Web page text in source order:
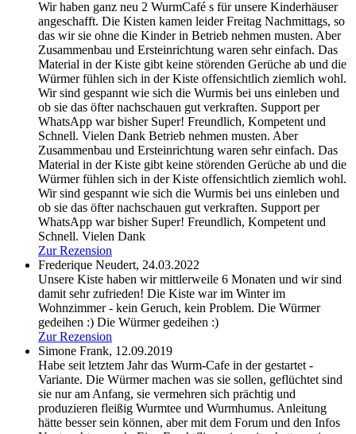
Wir haben ganz neu 2 WurmCafé s für unsere Kinderhäuser
angeschafft. Die Kisten kamen leider Freitag Nachmittags, so
das wir sie ohne die Kinder in Betrieb nehmen musten. Aber
Zusammenbau und Ersteinrichtung waren sehr einfach. Das
Material in der Kiste gibt keine störenden Gerüche ab und die
Würmer fühlen sich in der Kiste offensichtlich ziemlich wohl.
Wir sind gespannt wie sich die Wurmis bei uns einleben und
ob sie das öfter nachschauen gut verkraften. Support per
WhatsApp war bisher Super! Freundlich, Kompetent und
Schnell. Vielen Dank Betrieb nehmen musten. Aber
Zusammenbau und Ersteinrichtung waren sehr einfach. Das
Material in der Kiste gibt keine störenden Gerüche ab und die
Würmer fühlen sich in der Kiste offensichtlich ziemlich wohl.
Wir sind gespannt wie sich die Wurmis bei uns einleben und
ob sie das öfter nachschauen gut verkraften. Support per
WhatsApp war bisher Super! Freundlich, Kompetent und
Schnell. Vielen Dank
Zur Rezension
Frederique Neudert, 24.03.2022
Unsere Kiste haben wir mittlerweile 6 Monaten und wir sind
damit sehr zufrieden! Die Kiste war im Winter im
Wohnzimmer - kein Geruch, kein Problem. Die Würmer
gedeihen :) Die Würmer gedeihen :)
Zur Rezension
Simone Frank, 12.09.2019
Habe seit letztem Jahr das Wurm-Cafe in der gestartet -
Variante. Die Würmer machen was sie sollen, geflüchtet sind
sie nur am Anfang, sie vermehren sich prächtig und
produzieren fleißig Wurmtee und Wurmhumus. Anleitung
hätte besser sein können, aber mit dem Forum und den Infos